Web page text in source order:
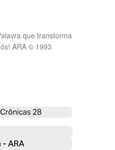
que transforma
ARA © 1993
28
- ARA